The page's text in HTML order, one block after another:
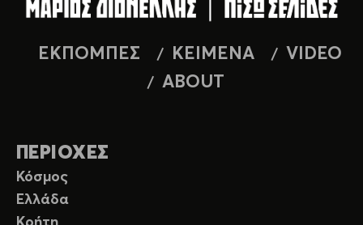
ΕΚΠΟΜΠΕΣ ΚΕΙΜΕΝΑ
VIDEO
ABOUT
ΠΕΡΙΟΧΕΣ
Κόσμος
Ελλάδα